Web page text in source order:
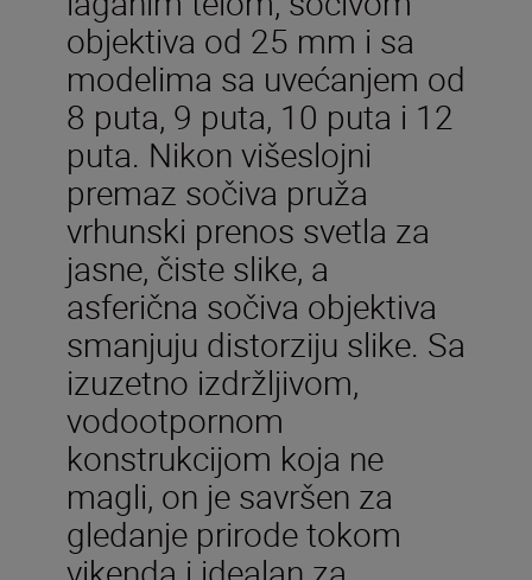
objektiva od 25 mm i sa
modelima sa uvećanjem od
8 puta, 9 puta, 10 puta i 12
puta. Nikon višeslojni
premaz sočiva pruža
vrhunski prenos svetla za
jasne, čiste slike, a
asferična sočiva objektiva
smanjuju distorziju slike. Sa
izuzetno izdržljivom,
vodootpornom
konstrukcijom koja ne
magli, on je savršen za
gledanje prirode tokom